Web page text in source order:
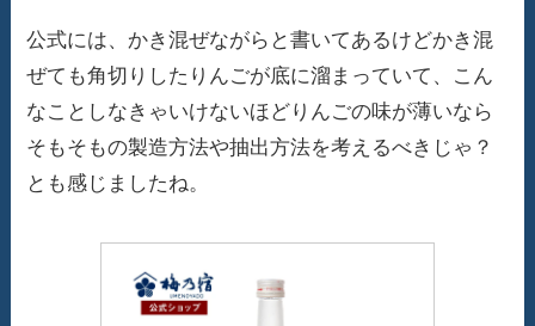
公式には、かき混ぜながらと書いてあるけどかき混
ぜても角切りしたりんごが底に溜まっていて、こん
なことしなきゃいけないほどりんごの味が薄いなら
そもそもの製造方法や抽出方法を考えるべきじゃ？
とも感じましたね。